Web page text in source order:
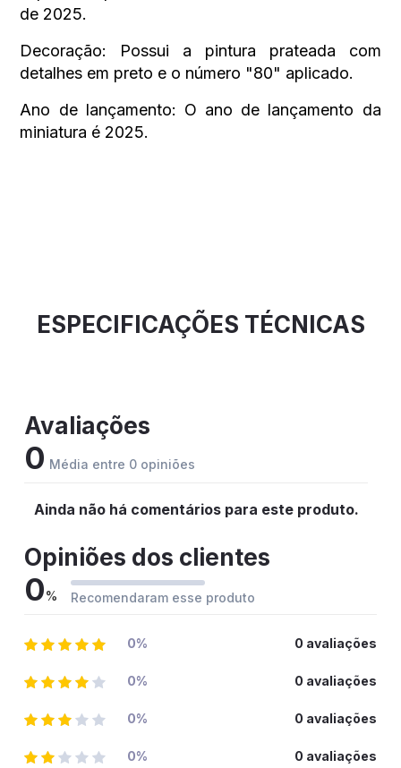
de 2025.
Decoração:
Possui a pintura prateada com
detalhes em preto e o número "80" aplicado.
Ano de lançamento: O ano de lançamento da
miniatura é 2025.
ESPECIFICAÇÕES TÉCNICAS
Avaliações
0 Média entre 0 opiniões
Ainda não há comentários para este produto.
Opiniões dos clientes
0% Recomendaram esse produto
0% 0 avaliações
0% 0 avaliações
0% 0 avaliações
0% 0 avaliações